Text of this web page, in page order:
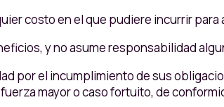
costo en el que pudiere incurrir
y no asume responsabilidad
por el incumplimiento de sus
mayor o caso fortuito, de